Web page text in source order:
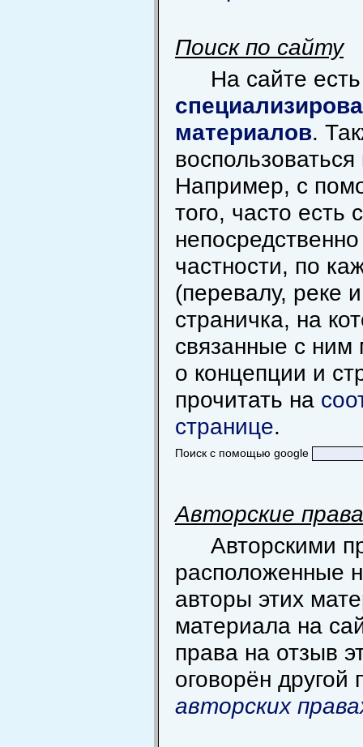
Поиск по сайту
На сайте
материалов.
Например, с
того, часто есть
частности, по
(перевалу, реке
страничка, на
связанные с
о концепции и
прочитать на
странице.
Поиск с помощью google
Авторские права
Авторскими
расположенные
авторы этих
материала на
права на отзыв
оговорён другой
авторских